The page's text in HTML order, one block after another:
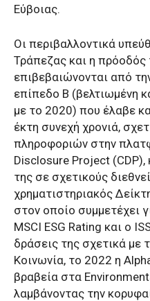
Εύβοιας.
Οι περιβαλλοντικά
Τράπεζας και η πρόοδός
επιβεβαιώνονται από
επίπεδο B (βελτιωμένη
με το 2020) που έλαβε
έκτη συνεχή χρονιά,
πληροφοριών στην
Disclosure Project
της σε σχετικούς
χρηματιστηριακός
στον οποίο συμμετέχει
MSCI ESG Rating και o
δράσεις της σχετικά με
Κοινωνία, το 2022 η
βραβεία στα
λαμβάνοντας την